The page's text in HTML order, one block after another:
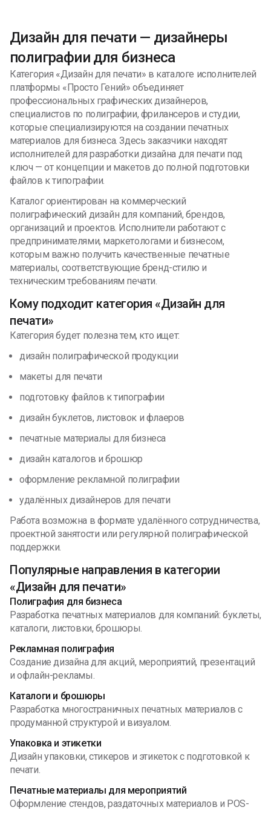
Дизайн для печати — дизайнеры
полиграфии для бизнеса
Категория «Дизайн для печати» в каталоге исполнителей
платформы «Просто Гений» объединяет
профессиональных графических дизайнеров,
специалистов по полиграфии, фрилансеров и студии,
которые специализируются на создании печатных
материалов для бизнеса. Здесь заказчики находят
исполнителей для разработки дизайна для печати под
ключ — от концепции и макетов до полной подготовки
файлов к типографии.
Каталог ориентирован на коммерческий
полиграфический дизайн для компаний, брендов,
организаций и проектов. Исполнители работают с
предпринимателями, маркетологами и бизнесом,
которым важно получить качественные печатные
материалы, соответствующие бренд-стилю и
техническим требованиям печати.
Кому подходит категория «Дизайн для
печати»
Категория будет полезна тем, кто ищет:
дизайн полиграфической продукции
макеты для печати
подготовку файлов к типографии
дизайн буклетов, листовок и флаеров
печатные материалы для бизнеса
дизайн каталогов и брошюр
оформление рекламной полиграфии
удалённых дизайнеров для печати
Работа возможна в формате удалённого сотрудничества,
проектной занятости или регулярной полиграфической
поддержки.
Популярные направления в категории
«Дизайн для печати»
Полиграфия для бизнеса
Разработка печатных материалов для компаний: буклеты,
каталоги, листовки, брошюры.
Рекламная полиграфия
Создание дизайна для акций, мероприятий, презентаций
и офлайн-рекламы.
Каталоги и брошюры
Разработка многостраничных печатных материалов с
продуманной структурой и визуалом.
Упаковка и этикетки
Дизайн упаковки, стикеров и этикеток с подготовкой к
печати.
Печатные материалы для мероприятий
Оформление стендов, раздаточных материалов и POS-